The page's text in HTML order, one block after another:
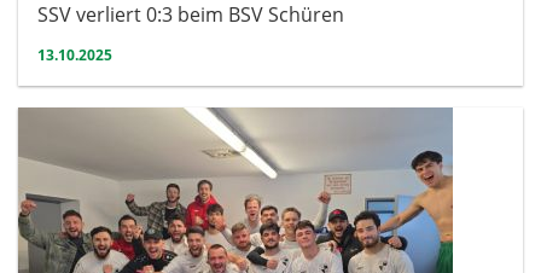
SSV verliert 0:3 beim BSV Schüren
13.10.2025